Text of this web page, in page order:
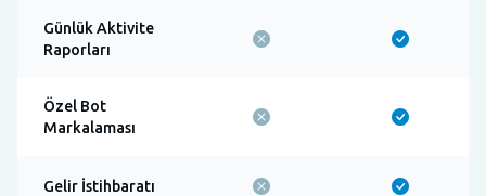
Günlük Aktivite
Raporları
Özel Bot
Markalaması
Gelir İstihbaratı